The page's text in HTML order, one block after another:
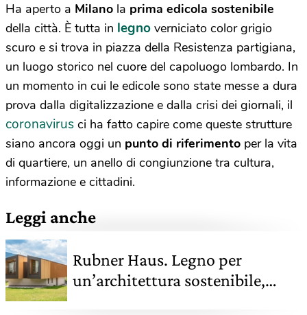
Ha aperto a Milano la prima edicola sostenibile
della città. È tutta in legno verniciato color grigio
scuro e si trova in piazza della Resistenza partigiana,
un luogo storico nel cuore del capoluogo lombardo. In
un momento in cui le edicole sono state messe a dura
prova dalla digitalizzazione e dalla crisi dei giornali, il
coronavirus ci ha fatto capire come queste strutture
siano ancora oggi un punto di riferimento per la vita
di quartiere, un anello di congiunzione tra cultura,
informazione e cittadini.
Leggi anche
Rubner Haus. Legno per
un’architettura sostenibile,